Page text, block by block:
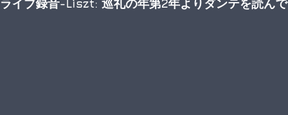
ライブ録音-Liszt: 巡礼の年第2年よりダンテを読んで